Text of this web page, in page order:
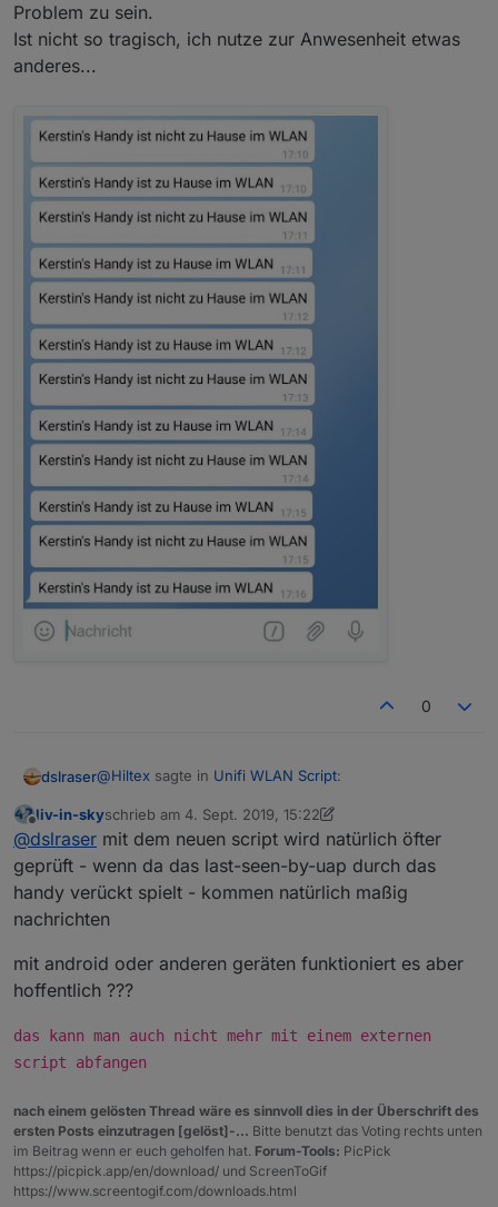
Problem zu sein.
Ist nicht so tragisch, ich nutze zur Anwesenheit etwas
anderes...
0
dslraser@Hiltex sagte in Unifi WLAN Script:
Ein Neustart des Telefons hat geholfen.
Jetzt mit dem letzten Script und nach dem
Handyneustart läuft es Amok...
Apple ausgespuckt. Das scheint ja ein bekanntes
Ist nicht so tragisch, ich nutze zur Anwesenheit etwas
Offline
liv-in-skyschrieb am 4. Sept. 2019, 15:22
zuletzt editiert von liv-in-sky9. Apr. 2019, 17:23
@dslraser mit dem neuen script wird natürlich öfter
geprüft - wenn da das last-seen-by-uap durch das
handy verückt spielt - kommen natürlich maßig
nachrichten
mit android oder anderen geräten funktioniert es aber
hoffentlich ???
das kann man auch nicht mehr mit einem externen
script abfangen
nach einem gelösten Thread wäre es sinnvoll dies in der Überschrift des
ersten Posts einzutragen [gelöst]-... Bitte benutzt das Voting rechts unten
im Beitrag wenn er euch geholfen hat. Forum-Tools: PicPick
https://picpick.app/en/download/ und ScreenToGif
https://www.screentogif.com/downloads.html